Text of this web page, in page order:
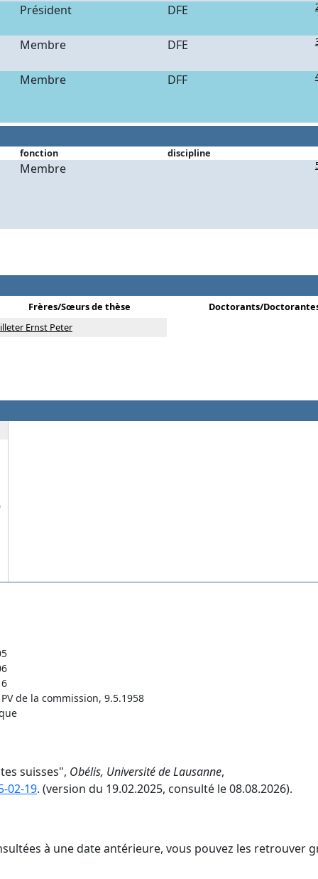
Président DFE
Membre DFE
Membre DFF
fonction discipline
Membre
Frères/Sœurs de thèse
Doctorants/
Ernst Peter
de la commission, 9.5.1958
suisses", Obélis, Université de Lausanne,
02-19. (version du 19.02.2025, consulté le 08.08.2026).
à une date antérieure, vous pouvez les retrouver